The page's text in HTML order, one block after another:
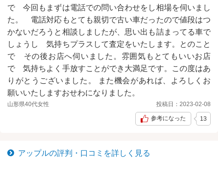
で 今回もまずは電話での問い合わせをし相場を伺いまし
た。 電話対応もとても親切で古い車だったので値段はつ
かないだろうと相談しましたが、思い出も詰まってる車で
しょうし 気持ちプラスして査定をいたします。とのこと
で その後お店へ伺いました。雰囲気もとてもいいお店
で 気持ちよく手放すことができ大満足です。この度はあ
りがとうございました。 また機会があれば、よろしくお
願いいたしますおせわになりました。
山形県40代女性 投稿日： 2023-02-08
参考になった 13
アップルの評判・口コミを詳しく見る